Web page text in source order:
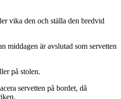
vika den och ställa den bredvid
middagen är avslutad som servetten
på stolen.
servetten på bordet, då